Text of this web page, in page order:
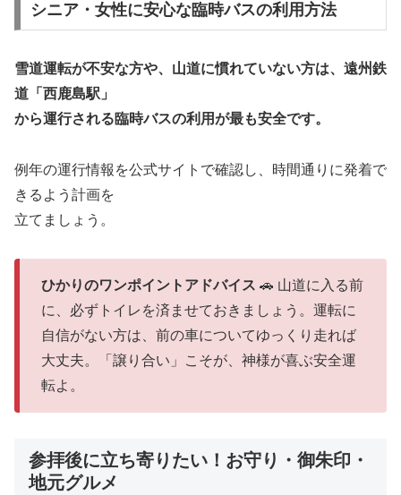
シニア・女性に安心な臨時バスの利用方法
雪道運転が不安な方や、山道に慣れていない方は、遠州鉄
道「西鹿島駅」
から運行される臨時バスの利用が最も安全です。
例年の運行情報を公式サイトで確認し、時間通りに発着で
きるよう計画を
立てましょう。
ひかりのワンポイントアドバイス 🚗 山道に入る前
に、必ずトイレを済ませておきましょう。運転に
自信がない方は、前の車についてゆっくり走れば
大丈夫。「譲り合い」こそが、神様が喜ぶ安全運
転よ。
参拝後に立ち寄りたい！お守り・御朱印・
地元グルメ